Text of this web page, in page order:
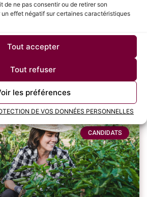
de ne pas consentir ou de retirer son
effet négatif sur certaines caractéristiques
Tout accepter
Tout refuser
les préférences
DE VOS DONNÉES PERSONNELLES
est une étape cruciale dans le
souvent redoutée par de
Savoir défendre sa valeur et
juste peut avoir un
CANDIDATS